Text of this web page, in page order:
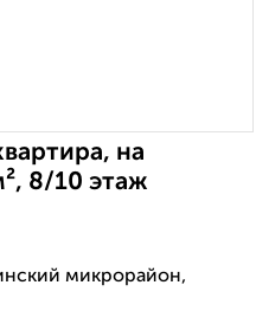
на
8/10 этаж
микрорайон,